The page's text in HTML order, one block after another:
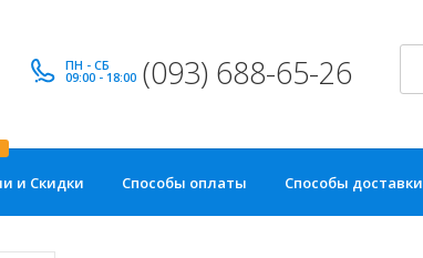
ПН - СБ
09:00 - 18:00 (093) 688-65-26
и Скидки Способы оплаты Способы доставки